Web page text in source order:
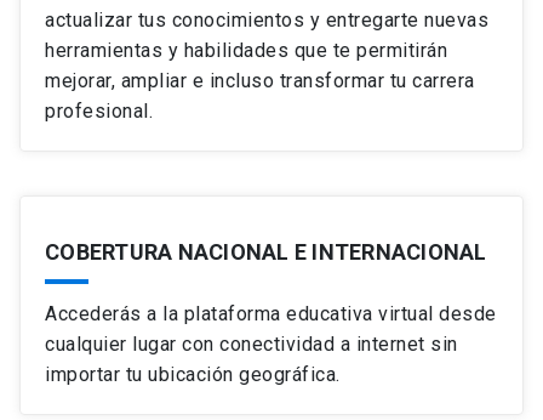
actualizar tus conocimientos y entregarte nuevas
herramientas y habilidades que te permitirán
mejorar, ampliar e incluso transformar tu carrera
profesional.
COBERTURA NACIONAL E INTERNACIONAL
Accederás a la plataforma educativa virtual desde
cualquier lugar con conectividad a internet sin
importar tu ubicación geográfica.